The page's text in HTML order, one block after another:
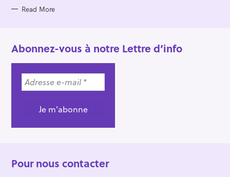
Read More
Abonnez-vous à notre Lettre d’info
Pour nous contacter